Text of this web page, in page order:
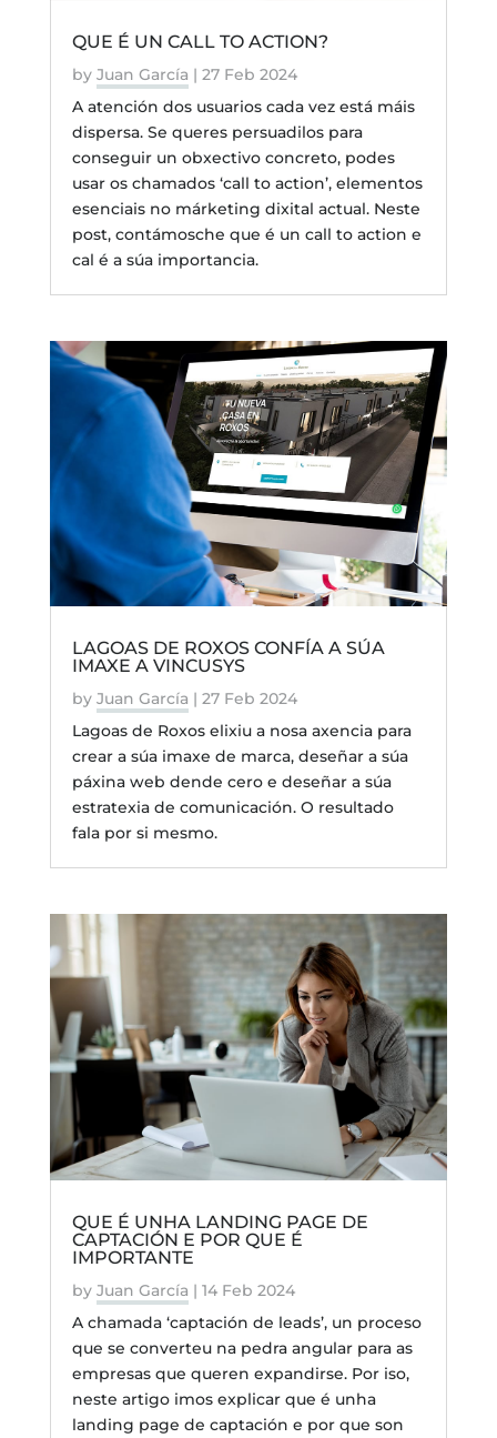
QUE É UN CALL TO ACTION?
by Juan García | 27 Feb 2024
A atención dos usuarios cada vez está máis
dispersa. Se queres persuadilos para
conseguir un obxectivo concreto, podes
usar os chamados ‘call to action’, elementos
esenciais no márketing dixital actual. Neste
post, contámosche que é un call to action e
cal é a súa importancia.
LAGOAS DE ROXOS CONFÍA A SÚA
IMAXE A VINCUSYS
by Juan García | 27 Feb 2024
Lagoas de Roxos elixiu a nosa axencia para
crear a súa imaxe de marca, deseñar a súa
páxina web dende cero e deseñar a súa
estratexia de comunicación. O resultado
fala por si mesmo.
QUE É UNHA LANDING PAGE DE
CAPTACIÓN E POR QUE É
IMPORTANTE
by Juan García | 14 Feb 2024
A chamada ‘captación de leads’, un proceso
que se converteu na pedra angular para as
empresas que queren expandirse. Por iso,
neste artigo imos explicar que é unha
landing page de captación e por que son